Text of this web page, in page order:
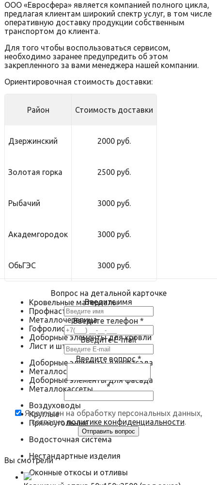
ООО «Евросфера» является компанией полного цикла,
предлагая клиентам широкий спектр услуг, в том числе
оперативную доставку продукции собственным
транспортом до клиента.
Для того чтобы воспользоваться сервисом,
необходимо заранее предупредить об этом
закрепленного за вами менеджера нашей компании.
Ориентировочная стоимость доставки:
Район Стоимость доставки
Дзержинский 2000 руб.
Золотая горка 2500 руб.
Рыбачий 3000 руб.
Академгородок 3000 руб.
ОбьГЭС 3000 руб.
Вопрос на детальной карточке
Введите имя
Введите телефон *
Введите E-mail
Введите вопрос *
*
Я согласен на обработку персональных данных,
согласнополитике конфиденциальности.
Вы смотрели
Кровельные материалы
Профнастил
Металлочерепица
Гофролист
Доборные элементы для кровли
Лист и штрипс
Доборные элементы для фасада
Металлосайдинг
Доборные элементы для фасада
Металлокассеты
Воздуховоды
Круглые
Прямоугольные
Водосточная система
Нестандартные изделия
Оконные откосы и отливы